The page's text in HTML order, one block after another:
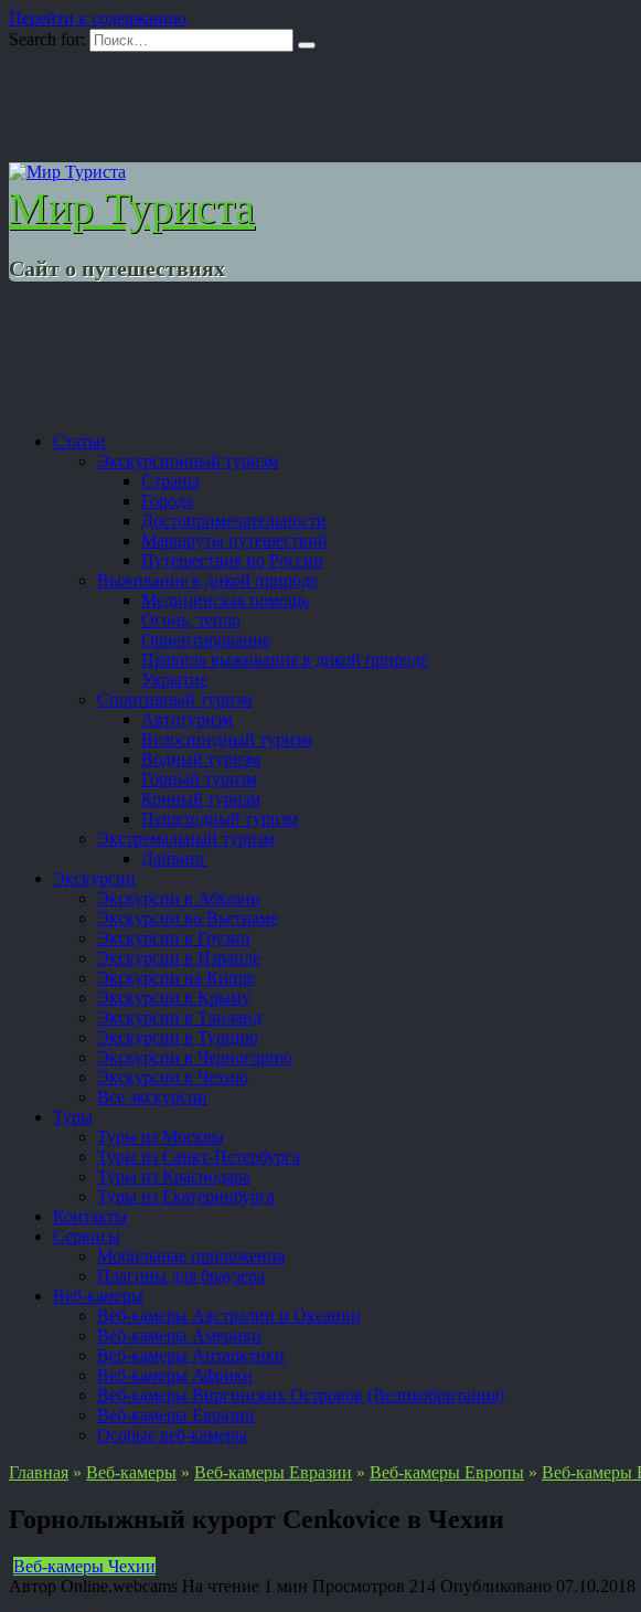
Перейти к содержанию
Search for:
Мир Туриста
Сайт о путешествиях
Статьи
Экскурсионный туризм
Страны
Города
Достопримечательности
Маршруты путешествий
Путешествия по России
Выживание в дикой природе
Медицинская помощь
Огонь, тепло
Ориентирование
Правила выживания в дикой природе
Укрытие
Спортивный туризм
Автотуризм
Велосипедный туризм
Водный туризм
Горный туризм
Конный туризм
Пешеходный туризм
Экстремальный туризм
Дайвинг
Экскурсии
Экскурсии в Абхазии
Экскурсии во Вьетнаме
Экскурсии в Грузии
Экскурсии в Израиле
Экскурсии на Кипре
Экскурсии в Крыму
Экскурсии в Таиланд
Экскурсии в Турцию
Экскурсии в Черногорию
Экскурсии в Чехию
Все экскурсии
Туры
Туры из Москвы
Туры из Санкт-Петербурга
Туры из Краснодара
Туры из Екатеринбурга
Контакты
Сервисы
Мобильные приложения
Плагины для браузера
Веб-камеры
Веб-камеры Австралии и Океании
Веб-камеры Америки
Веб-камеры Антарктики
Веб-камеры Африки
Веб-камеры Виргинских Островов (Великобритания)
Веб-камеры Евразии
Особые веб-камеры
Главная » Веб-камеры » Веб-камеры Евразии » Веб-камеры Европы » Веб-камеры
Горнолыжный курорт Cenkovice в Чехии
Веб-камеры Чехии
Автор Online.webcams На чтение 1 мин Просмотров 214 Опубликовано 07.10.2018